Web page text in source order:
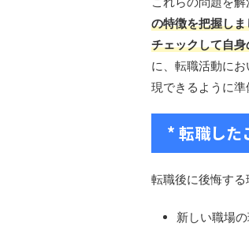
の特徴を把握し
チェックして自
に、転職活動に
現できるように準
* 転職した
転職後に後悔する
新しい職場